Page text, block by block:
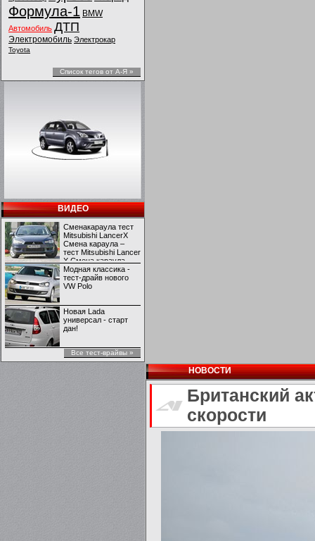
Формула-1 BMW
Автомобиль ДТП
Электромобиль Электрокар
Toyota
Список тегов от А-Я »
ВИДЕО
Сменакараула тест
Mitsubishi LancerX
Смена караула –
тест Mitsubishi Lancer
X Смена караула –
тест Mitsubishi Lancer
X
Модная классика -
тест-драйв нового
VW Polo
Новая Lada
универсал - старт
дан!
Все тест-врайвы »
НОВОСТИ
Британский
скорости